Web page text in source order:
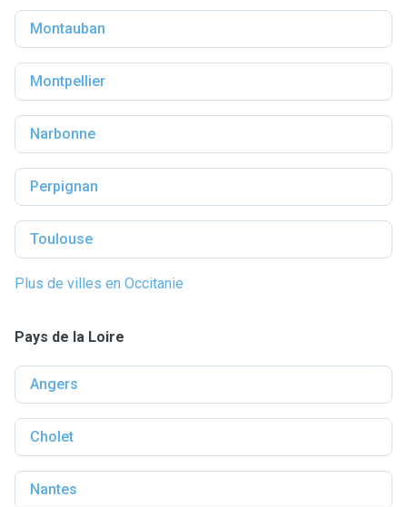
Montauban
Montpellier
Narbonne
Perpignan
Toulouse
Plus de villes en Occitanie
Pays de la Loire
Angers
Cholet
Nantes